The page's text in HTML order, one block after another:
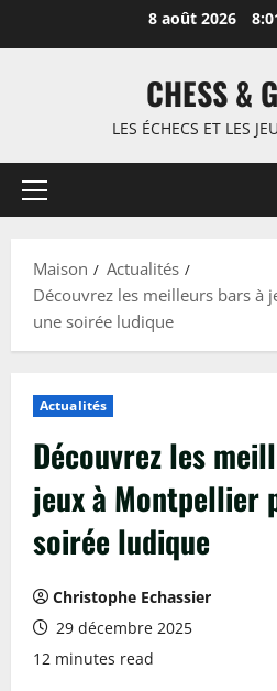
8 août 2026
CHESS &
LES ÉCHECS ET LES
Menu
Maison
Actualités
Découvrez les meilleurs bars à
une soirée ludique
Actualités
Découvrez les
jeux à Montpellier
soirée ludique
Christophe Echassier
29 décembre 2025
12 minutes read